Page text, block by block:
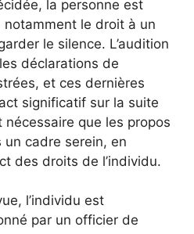
la personne est
le droit à un
le silence. L’audition
déclarations de
et ces dernières
significatif sur la suite
que les propos
cadre serein, en
des droits de l’individu.
l’individu est
par un officier de